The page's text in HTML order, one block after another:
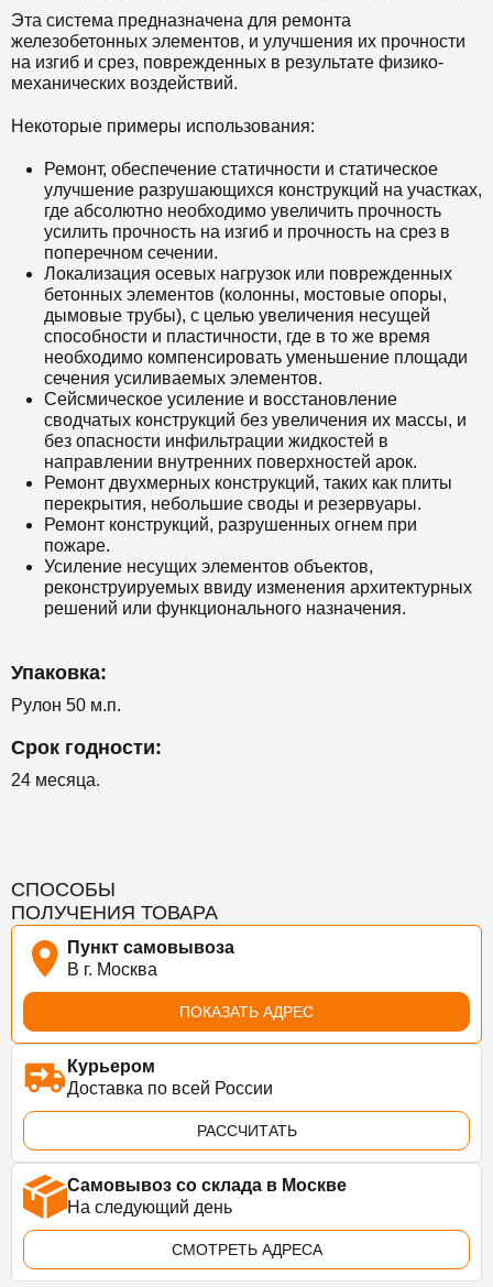
Эта система предназначена для ремонта
железобетонных элементов, и улучшения их прочности
на изгиб и срез, поврежденных в результате физико-
механических воздействий.
Некоторые примеры использования:
Ремонт, обеспечение статичности и статическое
улучшение разрушающихся конструкций на участках,
где абсолютно необходимо увеличить прочность
усилить прочность на изгиб и прочность на срез в
поперечном сечении.
Локализация осевых нагрузок или поврежденных
бетонных элементов (колонны, мостовые опоры,
дымовые трубы), с целью увеличения несущей
способности и пластичности, где в то же время
необходимо компенсировать уменьшение площади
сечения усиливаемых элементов.
Сейсмическое усиление и восстановление
сводчатых конструкций без увеличения их массы, и
без опасности инфильтрации жидкостей в
направлении внутренних поверхностей арок.
Ремонт двухмерных конструкций, таких как плиты
перекрытия, небольшие своды и резервуары.
Ремонт конструкций, разрушенных огнем при
пожаре.
Усиление несущих элементов объектов,
реконструируемых ввиду изменения архитектурных
решений или функционального назначения.
Упаковка:
Рулон 50 м.п.
Срок годности:
24 месяца.
СПОСОБЫ
ПОЛУЧЕНИЯ ТОВАРА
Пункт самовывоза
В г. Москва
ПОКАЗАТЬ АДРЕС
Курьером
Доставка по всей России
РАССЧИТАТЬ
Самовывоз со склада в Москве
На следующий день
СМОТРЕТЬ АДРЕСА